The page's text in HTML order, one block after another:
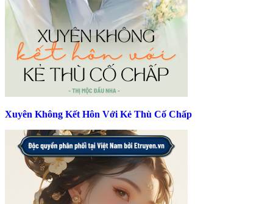
Xuyên Không Kết Hôn Với Kẻ Thù Cố Chấp